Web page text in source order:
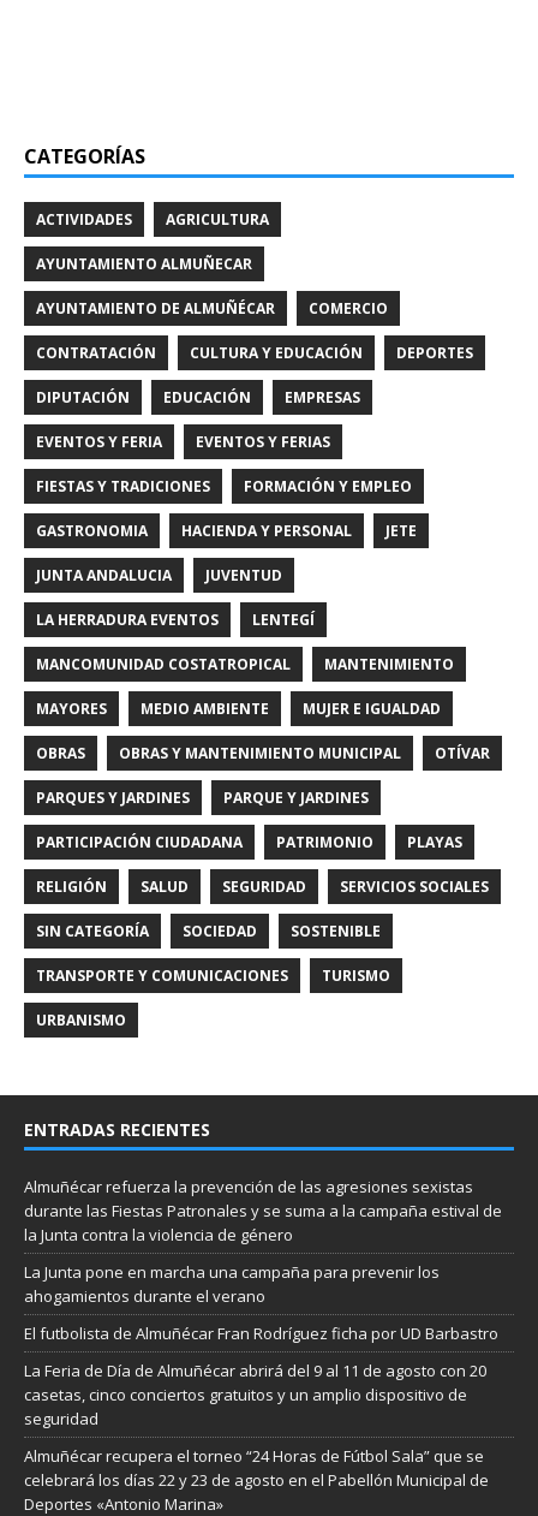
CATEGORÍAS
ACTIVIDADES AGRICULTURA
AYUNTAMIENTO ALMUÑECAR
AYUNTAMIENTO DE ALMUÑÉCAR COMERCIO
CONTRATACIÓN CULTURA Y EDUCACIÓN DEPORTES
DIPUTACIÓN EDUCACIÓN EMPRESAS
EVENTOS Y FERIA EVENTOS Y FERIAS
FIESTAS Y TRADICIONES FORMACIÓN Y EMPLEO
GASTRONOMIA HACIENDA Y PERSONAL JETE
JUNTA ANDALUCIA JUVENTUD
LA HERRADURA EVENTOS LENTEGÍ
MANCOMUNIDAD COSTATROPICAL MANTENIMIENTO
MAYORES MEDIO AMBIENTE MUJER E IGUALDAD
OBRAS OBRAS Y MANTENIMIENTO MUNICIPAL OTÍVAR
PARQUES Y JARDINES PARQUE Y JARDINES
PARTICIPACIÓN CIUDADANA PATRIMONIO PLAYAS
RELIGIÓN SALUD SEGURIDAD SERVICIOS SOCIALES
SIN CATEGORÍA SOCIEDAD SOSTENIBLE
TRANSPORTE Y COMUNICACIONES TURISMO
URBANISMO
ENTRADAS RECIENTES
Almuñécar refuerza la prevención de las agresiones sexistas
durante las Fiestas Patronales y se suma a la campaña estival de
la Junta contra la violencia de género
La Junta pone en marcha una campaña para prevenir los
ahogamientos durante el verano
El futbolista de Almuñécar Fran Rodríguez ficha por UD Barbastro
La Feria de Día de Almuñécar abrirá del 9 al 11 de agosto con 20
casetas, cinco conciertos gratuitos y un amplio dispositivo de
seguridad
Almuñécar recupera el torneo “24 Horas de Fútbol Sala” que se
celebrará los días 22 y 23 de agosto en el Pabellón Municipal de
Deportes «Antonio Marina»